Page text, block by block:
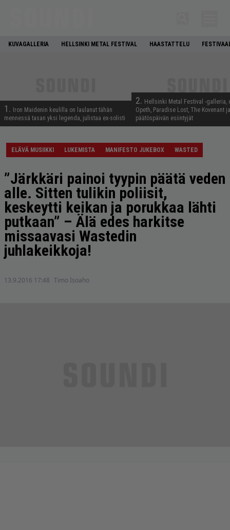
KUVAGALLERIA HELLSINKI METAL FESTIVAL HAASTATTELU
1.
Iron Maidenin keulilla on laulanut tähän
mennessä tasan yksi legenda, julistaa ex-solisti
2. Hellsinki Metal Festival -galleria,
Opeth, Paradise Lost, The Kovenant
päätöspäivän esiintyjät
ELÄVÄ MUSIIKKI LUKEMISTA MANIFESTO JUKEBOX WASTED
”Järkkäri painoi tyypin päätä veden
alle. Sitten tulikin poliisit,
keskeytti keikan ja porukkaa lähti
putkaan” – Älä edes harkitse
missaavasi Wastedin
juhlakeikkoja!
13.9.2016 17:48 Timo Isoaho